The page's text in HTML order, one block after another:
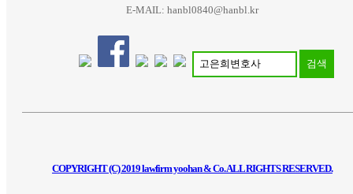
E-MAIL: hanbl0840@hanbl.kr
검색
COPYRIGHT (C) 2019 lawfirm yoohan & Co. ALL RIGHTS RESERVED.